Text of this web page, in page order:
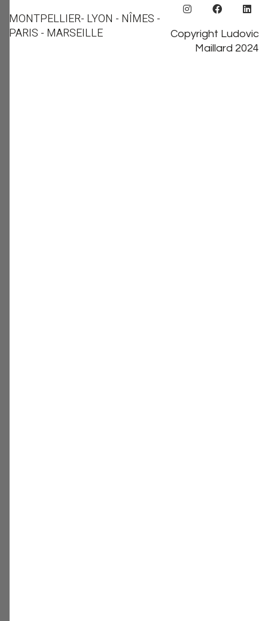
Copyright Ludovic
Maillard 2024
MONTPELLIER- LYON - NÎMES -
PARIS - MARSEILLE